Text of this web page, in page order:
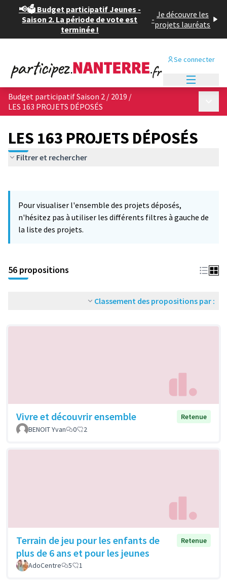
📢🗳️ Budget participatif Jeunes -
Saison 2. La période de vote est
terminée !
- Je découvre les
projets lauréats
Se connecter
Budget participatif Saison 2 / 2019 /
LES 163 PROJETS DÉPOSÉS
LES 163 PROJETS DÉPOSÉS
Filtrer et rechercher
−
Pour visualiser l'ensemble des projets déposés,
n'hésitez pas à utiliser les différents filtres à gauche de
la liste des projets.
56 propositions
Classement des propositions par :
Vivre et découvrir ensemble
Retenue
BENOIT Yvan
0 2
Terrain de jeu pour les enfants de
plus de 6 ans et pour les jeunes
Retenue
AdoCentre 5 1